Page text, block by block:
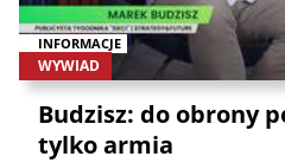
INFORMACJE
WYWIAD
Budzisz: do obrony
tylko armia